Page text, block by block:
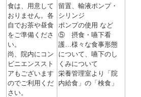
食は、用意して
おりません。各
自でお茶や昼食
をご準備くださ
い。
尚、院内にコン
ビニエンススト
アもございます
のでご利用くだ
さい。
留置、輸液ポンプ・
シリンジ
ポンプの使用 など
⑤ 摂食・嚥下看
護…様々な食事形態
について、嚥下のし
くみについて
栄養管理室より「院
内給食」の「検食」